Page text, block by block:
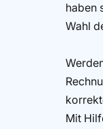
haben
Wahl
Mit